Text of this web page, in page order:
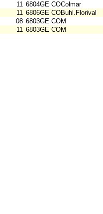
11 6804GE COColmar
11 6806GE COBuhl.Florival
08 6803GE COM
11 6803GE COM